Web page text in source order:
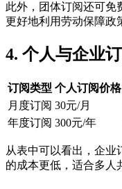
此外，团体订阅还可免
更好地利用劳动保障政
4. 个人与企业
订阅类型 个人订阅价格
月度订阅 30元/月
年度订阅 300元/年
从表中可以看出，企业
的成本更低，适合多人